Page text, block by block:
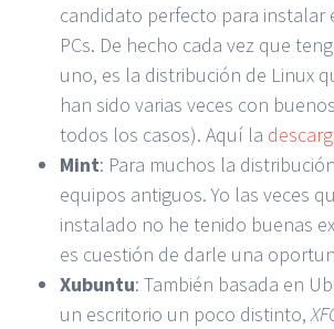
candidato perfecto para instalar
PCs. De hecho cada vez que
uno, es la distribución de Linux
han sido varias veces con
todos los casos). Aquí la
Mint: Para muchos la
equipos antiguos. Yo las veces
instalado no he tenido buenas
es cuestión de darle una
Xubuntu: También basada en
un escritorio un poco distinto,